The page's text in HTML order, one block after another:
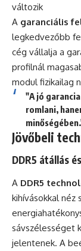
változik
A garanciális
legkedvezőbb
cég vállalja a
profilnál
modul fizikailag
"A jó
romlani,
Jövőbeli
DDR5 átállás
A DDR5
kihívásokkal néz
sávszélességet
jelentenek. A